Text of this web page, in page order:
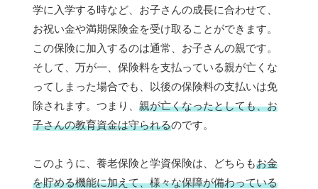
学に入学する時など、お子さんの成長に合わせて、
お祝い金や満期保険金を受け取ることができます。
この保険に加入するのは通常、お子さんの親です。
そして、万が一、保険料を支払っている親が亡くな
ってしまった場合でも、以後の保険料の支払いは免
除されます。つまり、 親が亡くなったとしても、お
子さんの教育資金は守られるのです。
このように、養老保険と学資保険は、どちらもお金
を貯める機能に加えて、様々な保障が備わっている